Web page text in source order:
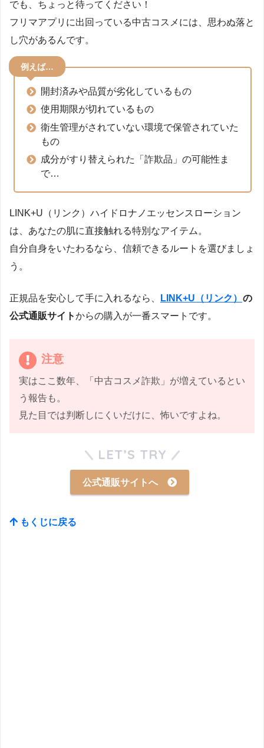
でも、ちょっと待ってください！
フリマアプリに出回っている中古コスメには、思わぬ落と
し穴があるんです。
例えば…
開封済みや品質が劣化しているもの
使用期限が切れているもの
衛生管理がされていない環境で保管されていた
もの
成分がすり替えられた「詐欺品」の可能性ま
で…
LINK+U（リンク）ハイドロナノエッセンスローション
は、あなたの肌に直接触れる特別なアイテム。
自分自身をいたわるなら、信頼できるルートを選びましょ
う。
正規品を安心して手に入れるなら、 LINK+U（リンク） の
公式通販サイトからの購入が一番スマートです。
注意
実はここ数年、「中古コスメ詐欺」が増えているとい
う報告も。
見た目では判断しにくいだけに、怖いですよね。
LET’S TRY
公式通販サイトへ
もくじに戻る